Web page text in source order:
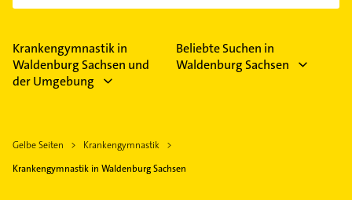
Krankengymnastik in
Waldenburg Sachsen und
der Umgebung
Beliebte Suchen in
Waldenburg Sachsen
Gelbe Seiten
Krankengymnastik
Krankengymnastik in Waldenburg Sachsen